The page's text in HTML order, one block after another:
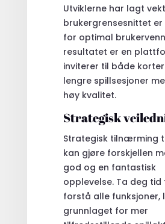
Utviklerne har lagt
brukergrensesnittet er
for optimal
resultatet er en
inviterer til både
lengre spillsesjoner
høy kvalitet.
Strategisk
Strategisk tilnærming
kan gjøre forskjellen
god og en fantastisk
opplevelse. Ta deg tid
forstå alle funksjoner,
grunnlaget for mer